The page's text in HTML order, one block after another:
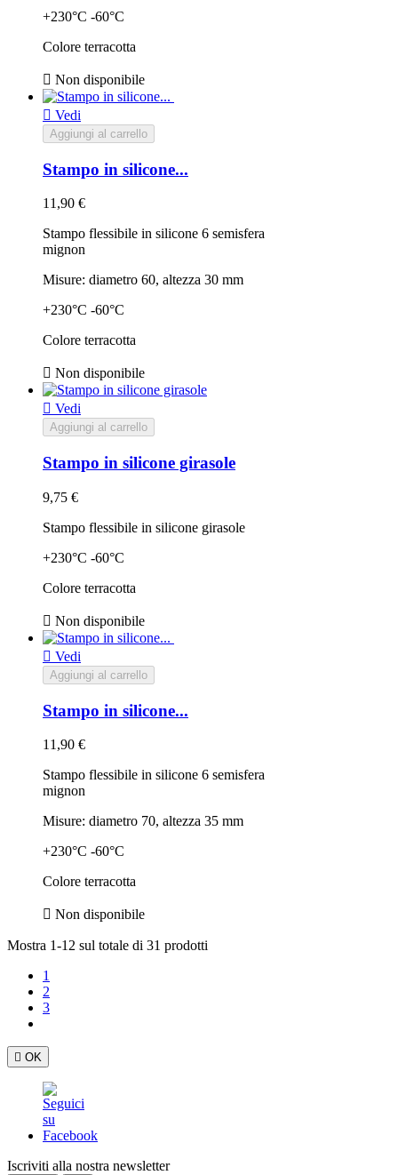
+230°C -60°C
Colore terracotta
 Non disponibile
 Vedi
Aggiungi al carrello
Stampo in silicone...
11,90 €
Stampo flessibile in silicone 6 semisfera
mignon
Misure: diametro 60, altezza 30 mm
+230°C -60°C
Colore terracotta
 Non disponibile
 Vedi
Aggiungi al carrello
Stampo in silicone girasole
9,75 €
Stampo flessibile in silicone girasole
+230°C -60°C
Colore terracotta
 Non disponibile
 Vedi
Aggiungi al carrello
Stampo in silicone...
11,90 €
Stampo flessibile in silicone 6 semisfera
mignon
Misure: diametro 70, altezza 35 mm
+230°C -60°C
Colore terracotta
 Non disponibile
Mostra 1-12 sul totale di 31 prodotti
1
2
3
 OK
Iscriviti alla nostra newsletter